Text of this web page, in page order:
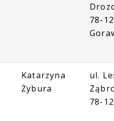
78-
Katarzyna
Żybura
ul.
78-